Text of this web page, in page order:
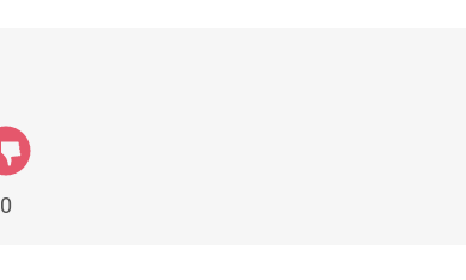
0